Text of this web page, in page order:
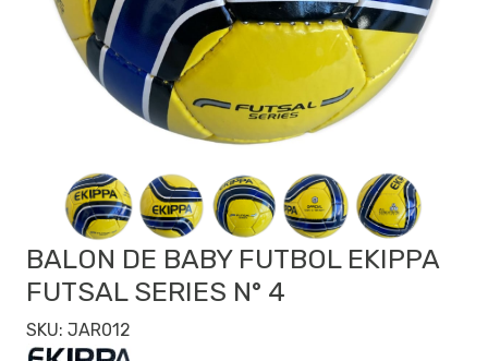
BALON DE BABY FUTBOL EKIPPA
FUTSAL SERIES N° 4
SKU: JAR012